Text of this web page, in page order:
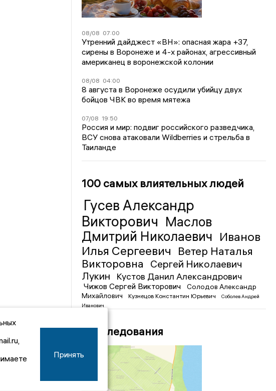
08/08 07:00
Утренний дайджест «ВН»: опасная жара +37,
сирены в Воронеже и 4-х районах, агрессивный
американец в воронежской колонии
08/08 04:00
8 августа в Воронеже осудили убийцу двух
бойцов ЧВК во время мятежа
07/08 19:50
Россия и мир: подвиг российского разведчика,
ВСУ снова атаковали Wildberries и стрельба в
Таиланде
100 самых влиятельных людей
Гусев Александр
Викторович Маслов
Дмитрий Николаевич Иванов
Илья Сергеевич
Ветер Наталья
Викторовна
Сергей Николаевич
Лукин
Кустов Данил Александрович
Чижов Сергей Викторович
Солодов Александр
Михайлович
Кузнецов Константин Юрьевич
Соболев Андрей
Иванович
Расследования
Принять